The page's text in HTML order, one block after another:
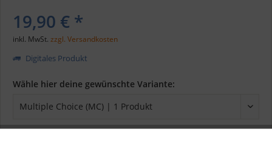
19,90 € *
inkl. MwSt. zzgl. Versandkosten
Digitales Produkt
Wähle hier deine gewünschte Variante: